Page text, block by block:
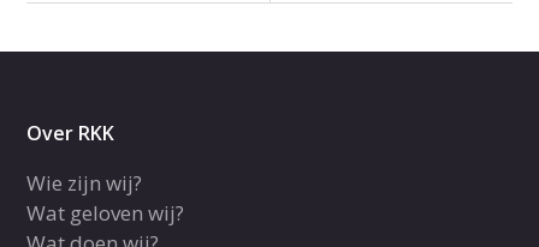
Over RKK
Wie zijn wij?
Wat geloven wij?